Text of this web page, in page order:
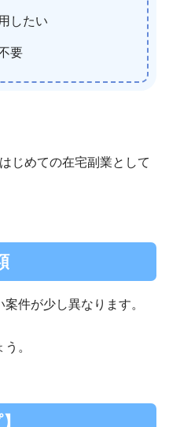
したい
要
じめての在宅副業として
件が少し異なります。
。